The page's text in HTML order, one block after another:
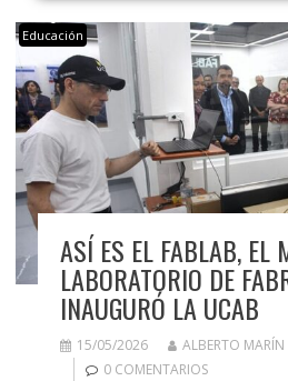
Educación
ASÍ ES EL FABLAB, EL
LABORATORIO DE
INAUGURÓ LA UCAB
15/05/2026 ALBERTO
0 COMENTARIOS